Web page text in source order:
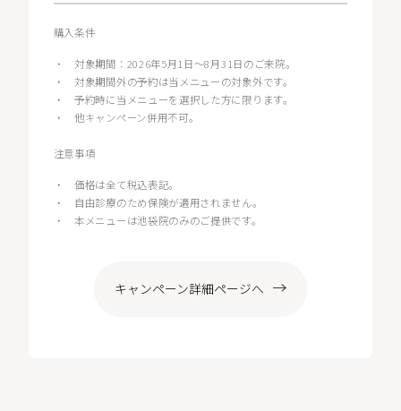
購入条件
・ 対象期間：2026年5月1日〜8月31日のご来院。
・ 対象期間外の予約は当メニューの対象外です。
・予約時に当メニューを選択した方に限ります。
・他キャンペーン併用不可。
注意事項
・価格は全て税込表記。
・
自由診療のため保険が適用されません。
・本メニューは池袋院のみのご提供です。
キャンペーン詳細ページへ